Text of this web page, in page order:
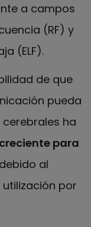
a campos
(RF) y
(ELF).
de que
pueda
ha
creciente para
al
por